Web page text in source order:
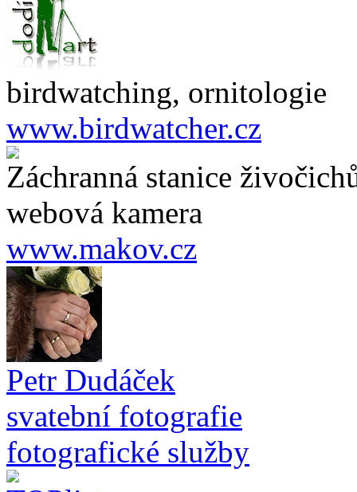
birdwatching, ornitologie
www.birdwatcher.cz
Záchranná stanice
webová kamera
www.makov.cz
Petr Dudáček
svatební fotografie
fotografické služby